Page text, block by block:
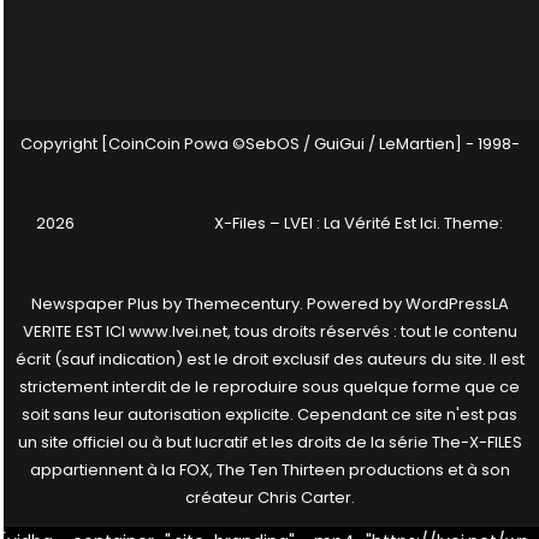
Copyright [CoinCoin Powa ©SebOS / GuiGui / LeMartien] - 1998-
2026 X-Files – LVEI : La Vérité Est Ici. Theme:
Newspaper Plus byThemecentury. Powered byWordPressLA
VERITE EST ICI www.lvei.net, tous droits réservés : tout le contenu
écrit (sauf indication) est le droit exclusif des auteurs du site. Il est
strictement interdit de le reproduire sous quelque forme que ce
soit sans leur autorisation explicite. Cependant ce site n'est pas
un site officiel ou à but lucratif et les droits de la série The-X-FILES
appartiennent à la FOX, The Ten Thirteen productions et à son
créateur Chris Carter.